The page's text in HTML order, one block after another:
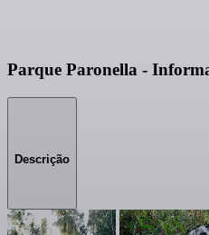
Parque Paronella -
Descrição